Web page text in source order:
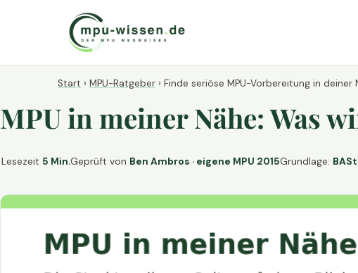
Start › MPU-Ratgeber › Finde seriöse MPU-Vorbereitung in deiner
MPU in meiner Nähe: Was
Lesezeit 5 Min.Geprüft von Ben Ambros · eigene MPU 2015Grundlage: